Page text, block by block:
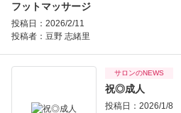
フットマッサージ
投稿日：2026/2/11
投稿者： 豆野 志緒里
サロンのNEWS
祝◎成人
投稿日：2026/1/8